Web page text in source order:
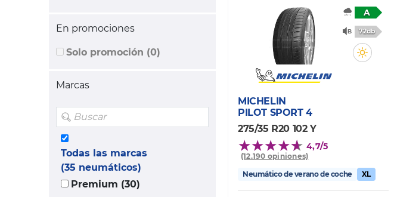
En promociones
Solo promoción (0)
Marcas
Todas las marcas
(35 neumáticos)
Premium (30)
A
72db
MICHELIN
PILOT SPORT 4
275/35 R20 102 Y
4,7/5
(12.190 opiniones)
Neumático de verano de coche
XL